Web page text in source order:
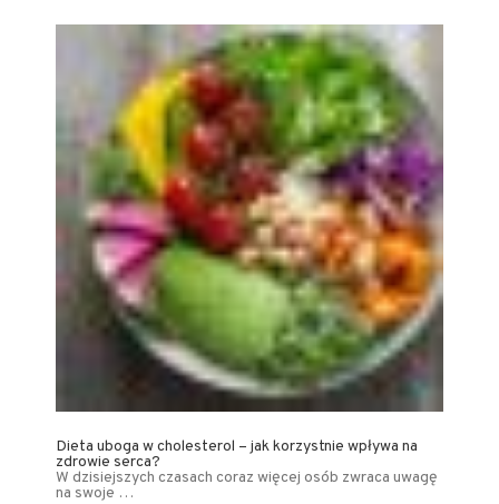
Dieta uboga w cholesterol – jak korzystnie wpływa na
zdrowie serca?
W dzisiejszych czasach coraz więcej osób zwraca uwagę
na swoje …